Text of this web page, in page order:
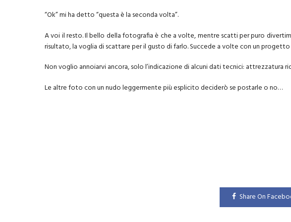
“Ok” mi ha detto “questa è la seconda volta”.
A voi il resto. Il bello della fotografia è che a volte, mentre scatti per puro
risultato, la voglia di scattare per il gusto di farlo. Succede a volte con un progetto
Non voglio annoiarvi ancora, solo l’indicazione di alcuni dati tecnici:
Le altre foto con un nudo leggermente più esplicito deciderò se postarle o no…
Share On